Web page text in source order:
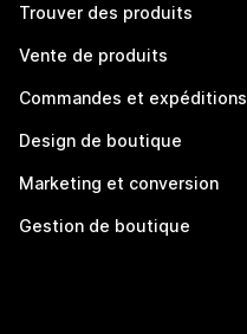
Trouver des produits
Vente de produits
Commandes et expéditions
Design de boutique
Marketing et conversion
Gestion de boutique